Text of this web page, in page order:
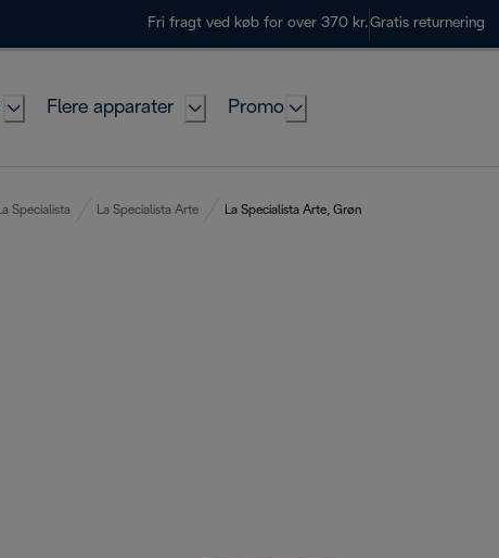
Fri fragt ved køb for over 370 kr.Gratis returnering
Flere apparater Promo
La Specialista La Specialista Arte La Specialista Arte, Grøn